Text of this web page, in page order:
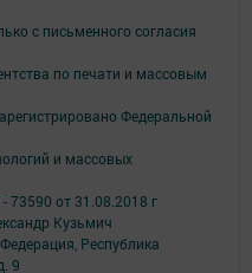
с письменного согласия
по печати и массовым
Федеральной
и массовых
от 31.08.2018 г
Кузьмич
Республика
9